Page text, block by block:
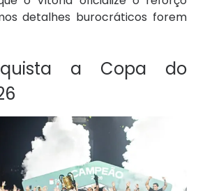
detalhes burocráticos forem
a Copa do